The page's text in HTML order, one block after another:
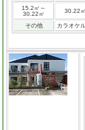
15.2㎡～
30.22㎡
30.22㎡
その他 カラオケ